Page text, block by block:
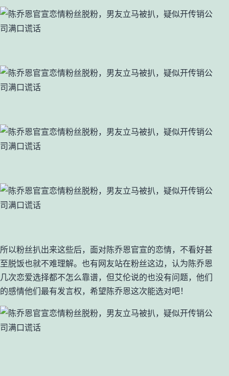
所以粉丝扒出来这些后，面对陈乔恩官宣的恋情，不看好甚
至脱饭也就不难理解。也有网友站在粉丝这边，认为陈乔恩
几次恋爱选择都不怎么靠谱，但艾伦说的也没有问题，他们
的感情他们最有发言权，希望陈乔恩这次能选对吧！